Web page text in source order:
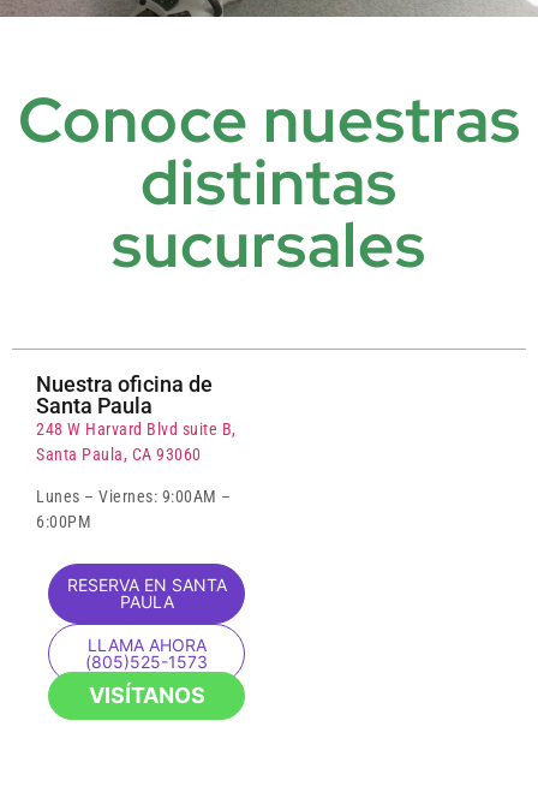
Conoce nuestras
distintas
sucursales
Nuestra oficina de
Santa Paula
248 W Harvard Blvd suite B,
Santa Paula, CA 93060
Lunes – Viernes: 9:00AM –
6:00PM
RESERVA EN SANTA
PAULA
LLAMA AHORA
(805)525-1573
VISÍTANOS